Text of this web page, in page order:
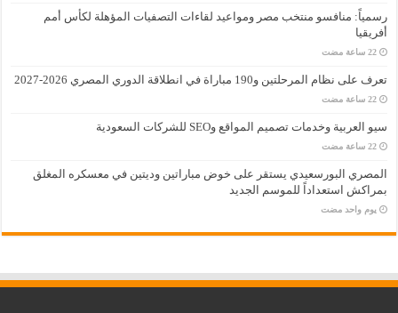
رسمياً: منافسو منتخب مصر ومواعيد لقاءات التصفيات المؤهلة لكأس أمم
أفريقيا
‏22 ساعة مضت
تعرف على نظام المرحلتين و190 مباراة في انطلاقة الدوري المصري 2026-2027
‏22 ساعة مضت
سيو العربية وخدمات تصميم المواقع وSEO للشركات السعودية
‏22 ساعة مضت
المصري البورسعيدي يستقر على خوض مباراتين وديتين في معسكره المغلق
بمراكش استعداداً للموسم الجديد
‏يوم واحد مضت